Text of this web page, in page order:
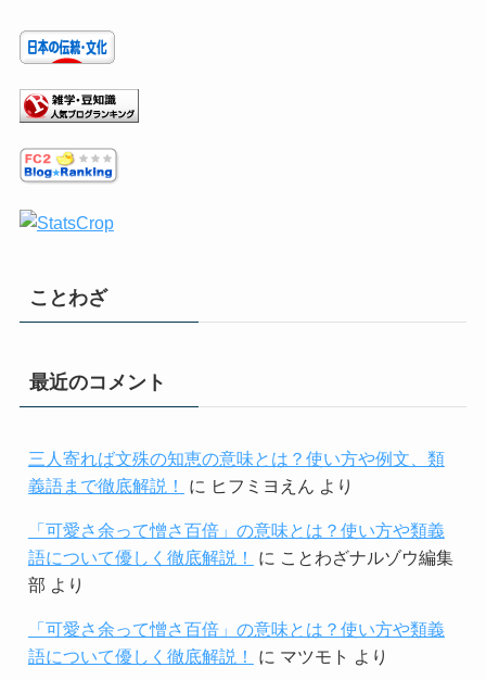
ことわざ
最近のコメント
三人寄れば文殊の知恵の意味とは？使い方や例文、類
義語まで徹底解説！
に ヒフミヨえん より
「可愛さ余って憎さ百倍」の意味とは？使い方や類義
語について優しく徹底解説！
に ことわざナルゾウ編集
部 より
「可愛さ余って憎さ百倍」の意味とは？使い方や類義
語について優しく徹底解説！
に マツモト より